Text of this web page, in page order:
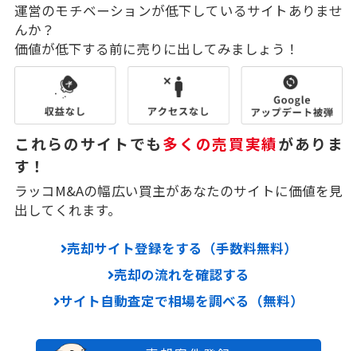
運営のモチベーションが低下しているサイトありませ
んか？
価値が低下する前に売りに出してみましょう！
これらのサイトでも多くの売買実績がありま
す！
ラッコM&Aの幅広い買主があなたのサイトに価値を見
出してくれます。
売却サイト登録をする（手数料無料）
売却の流れを確認する
サイト自動査定で相場を調べる（無料）